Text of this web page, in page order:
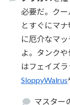
必要だ。ク
とすぐにマ
に厄介なマ
よ。タンク
はフェイズ
SloppyWalrus
マスター